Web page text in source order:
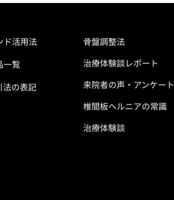
ド活用法
一覧
法の表記
骨盤調整法
治療体験談レポート
来院者の声・アンケート
椎間板ヘルニアの常識
治療体験談